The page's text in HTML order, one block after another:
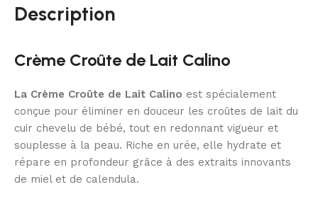
Description
Crème Croûte de Lait Calino
La Crème Croûte de Lait Calino est spécialement
conçue pour éliminer en douceur les croûtes de lait du
cuir chevelu de bébé, tout en redonnant vigueur et
souplesse à la peau. Riche en urée, elle hydrate et
répare en profondeur grâce à des extraits innovants
de miel et de calendula.